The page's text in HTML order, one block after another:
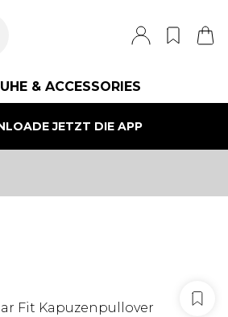
& ACCESSORIES
JETZT DIE APP
Fit Kapuzenpullover